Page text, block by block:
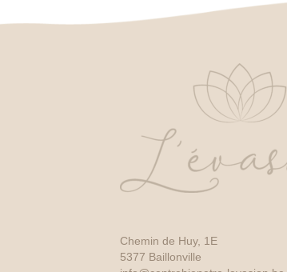
Chemin de Huy, 1E
5377 Baillonville